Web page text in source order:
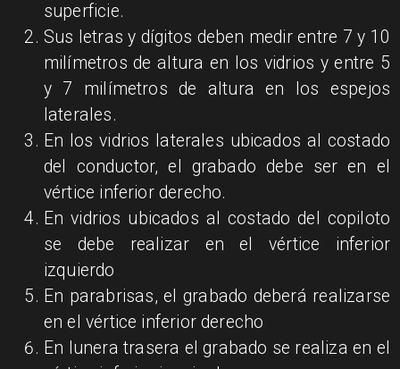
superficie.
Sus letras y dígitos deben medir entre 7 y 10
milímetros de altura en los vidrios y entre 5
y 7 milímetros de altura en los espejos
laterales.
En los vidrios laterales ubicados al costado
del conductor, el grabado debe ser en el
vértice inferior derecho.
En vidrios ubicados al costado del copiloto
se debe realizar en el vértice inferior
izquierdo
En parabrisas, el grabado deberá realizarse
en el vértice inferior derecho
En lunera trasera el grabado se realiza en el